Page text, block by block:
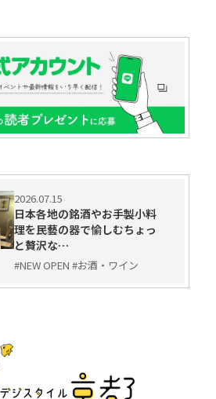
2026.07.15
日本各地の銘酒やお手製小料
理を民藝の器で愉しむちょっ
と贅沢な…
#NEW OPEN #お酒・ワイン